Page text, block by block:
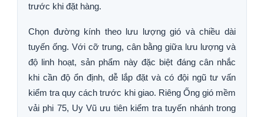
trước khi đặt hàng.
Chọn đường kính theo lưu lượng gió và chiều dài
tuyến ống. Với cỡ trung, cân bằng giữa lưu lượng và
độ linh hoạt, sản phẩm này đặc biệt đáng cân nhắc
khi cần độ ổn định, dễ lắp đặt và có đội ngũ tư vấn
kiểm tra quy cách trước khi giao. Riêng Ống gió mềm
vải phi 75, Uy Vũ ưu tiên kiểm tra tuyến nhánh trong